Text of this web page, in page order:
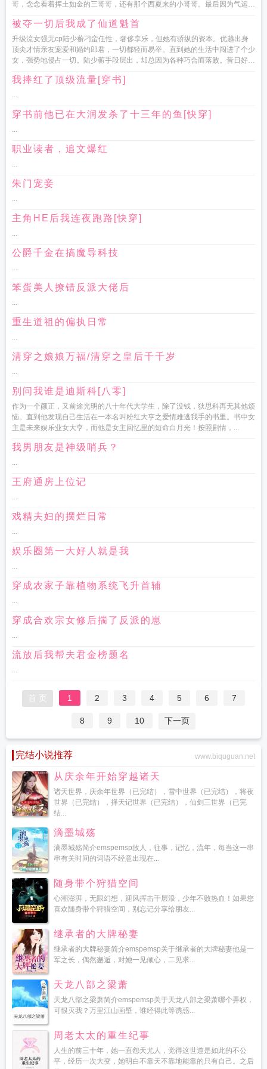
哥，念念看着挥土如金的三哥哥，还有那个西夏来的小哥哥。最后因为气运比
被夺一切后我成了仙道魁首
升级流女强无cp陆少蘅刁蛮任性，奢侈享乐，但她有骄纵的资本。优越出身
顶尖才情亲友宠爱和婚约郎君，一切都轻而易举。直到她的生活中闯进了个少
女，强势地侵占一切。陆少蘅手段层出，却总因为各种巧合而落败。昔日好友
我捧红了顶级流量[穿书]
...
穿书前他已在大润发杀了十三年的鱼[快穿]
...
职业读者，追文爆红
...
朱门宠妾
...
主角HE后我连夜跑路[快穿]
...
公爵千金在搞魔导科技
...
笨蛋美人撩错反派大佬后
...
重生道祖的偏执日常
...
清穿之娘娘万福/清穿之皇后千千岁
...
别问我谁是迪斯科[八零]
作为一个颜正，又前途光明的八十年代大学生，除了没钱，狄思科再无其他烦
恼。直到他发现自己生活在一本名叫粉红大亨之爱情难逃我手的书里。书中女
主是未来娱乐业女大亨，而他是女主回忆里的短命白月光！按照剧情，...
我男朋友是神级哨兵？
...
王府通房上位记
...
戏精夫妇的摆烂日常
...
娱乐圈第一大好人就是我
...
穿成农家子靠植物系统飞升首辅
...
穿成合欢宗女修后揣了反派的崽
...
流放后我帮夫君金榜题名
...
首 页 1 2 3 4 5 6 7
8 9 10 下一页
完结小说推荐 www.biquguan.net
从庆余年开始穿越诸天
诸天世界，庆余年世界（已完结），雪中世界（已完结），将夜
世界（已完结），择天记世界（已完结），仙剑三世界（已完
结...
滴墨城殇
滴墨城殇简介emspemsp故人，往事，记忆，流年，每当这一串
串有关时间的词语不经意出现在...
随身带个狩猎空间
心潮澎湃，无限幻想，迎风挥击千层浪，少年不败热血！如果您
喜欢随身带个狩猎空间，别忘记分享给朋友...
继承者的大牌秘妻
继承者的大牌秘妻简介emspemsp关于继承者的大牌秘妻他是一
军之长，偶然邂逅，对她一见倾心，二见求...
天龙八部之梁萧
天龙八部之梁萧简介emspemsp关于天龙八部之梁萧哪个弄权，
可恨灭我？万里江山画壁，谁经得此等诱惑...
周老太太的重生纪事
人生的前三十年，她一直怨天尤人，觉得这世道是如此的不公
平，经历一次大变，她明白不靠天不靠地能靠的只有自己。之后